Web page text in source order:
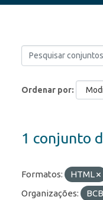
Ordenar por
1 conjunto
Formatos: HTML
Organizações: